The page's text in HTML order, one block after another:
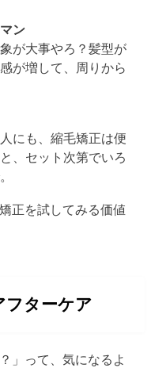
ン
が大事やろ？髪型が
が増して、周りから
にも、縮毛矯正は便
、セット次第でいろ
正を試してみる価値
フターケア
」って、気になるよ